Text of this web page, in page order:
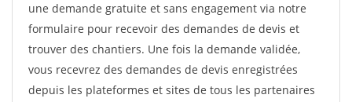
une demande gratuite et sans engagement via notre
formulaire pour recevoir des demandes de devis et
trouver des chantiers. Une fois la demande validée,
vous recevrez des demandes de devis enregistrées
depuis les plateformes et sites de tous les partenaires